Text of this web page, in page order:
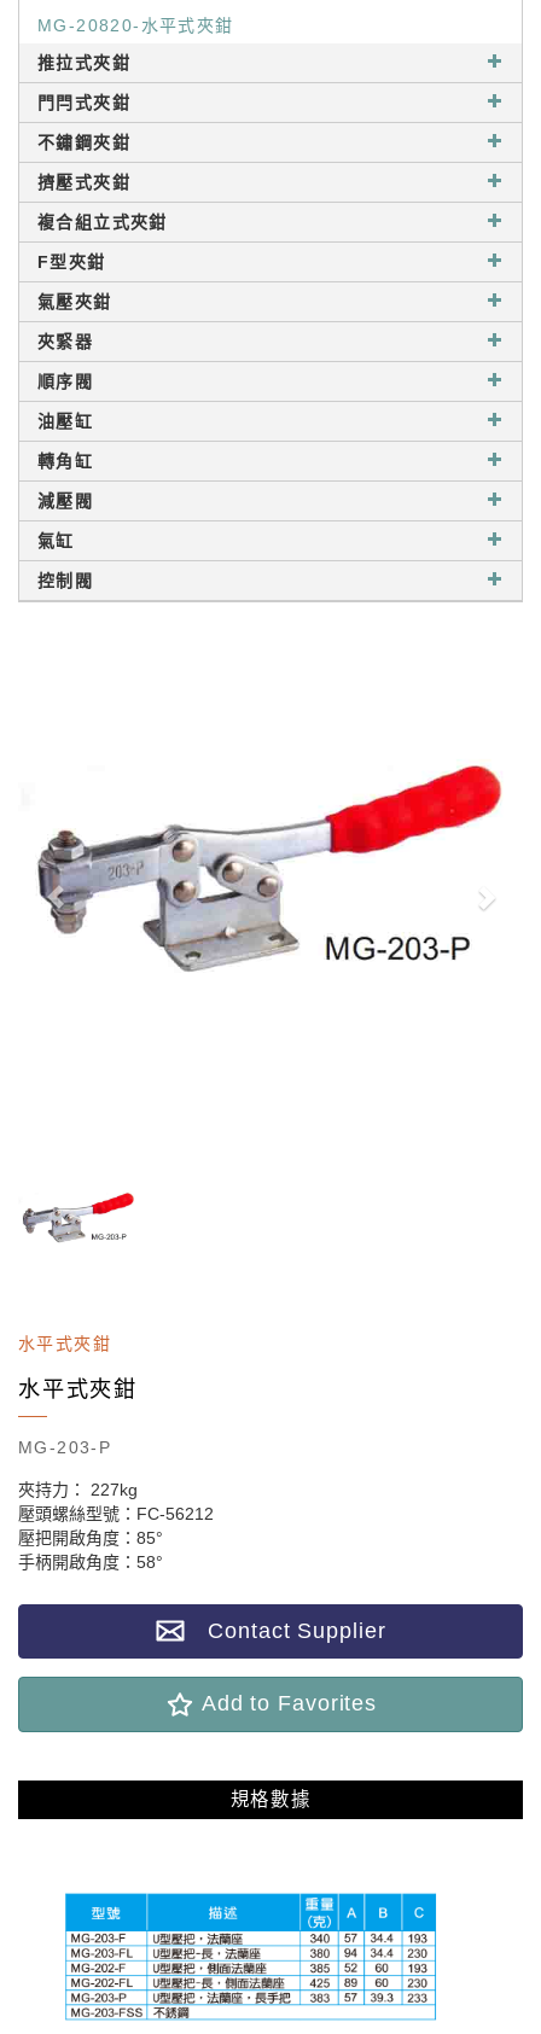
MG-20820-水平式夾鉗
推拉式夾鉗
門閂式夾鉗
不鏽鋼夾鉗
擠壓式夾鉗
複合組立式夾鉗
F型夾鉗
氣壓夾鉗
夾緊器
順序閥
油壓缸
轉角缸
減壓閥
氣缸
控制閥
水平式夾鉗
水平式夾鉗
MG-203-P
夾持力： 227kg
壓頭螺絲型號：FC-56212
壓把開啟角度：85°
手柄開啟角度：58°
Contact Supplier
Add to Favorites
規格數據